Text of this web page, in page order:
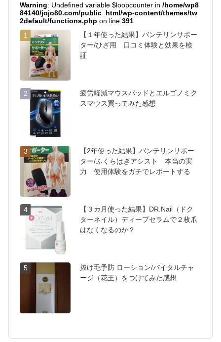
Warning: Undefined variable $loopcounter in/home/wp8
84140/jojo80.com/public_html/wp-content/themes/tw
2default/functions.php on line391
1
【１年使った結果】バンテリンサポー
ター/ひざ用 口コミ体験と効果を検
証
2
疲労軽減マウスパッドとエルゴノミク
スマウス買ってみた感想
3
【2年使った結果】バンテリンサポー
ター/ふくらはぎアシスト 本当の実
力 使用体験をガチでレポートする
4
【３カ月使った結果】DR.Nail（ドク
ターネイル）ディープセラムで２枚爪
はなくなるのか？
5
抜け毛予防 ローション/バイタルチャ
ージ（花王）をつけてみた感想